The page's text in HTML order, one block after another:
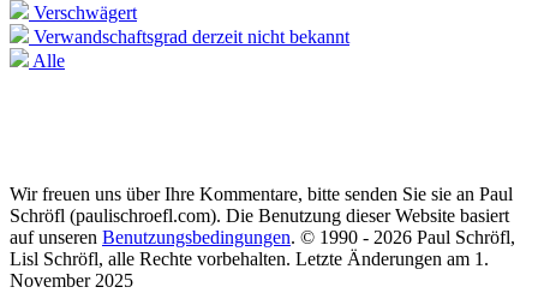
Verschwägert
Verwandschaftsgrad derzeit nicht bekannt
Alle
Wir freuen uns über Ihre Kommentare, bitte senden Sie sie an Paul
Schröfl (paulischroefl.com). Die Benutzung dieser Website basiert
auf unseren Benutzungsbedingungen. © 1990 - 2026 Paul Schröfl,
Lisl Schröfl, alle Rechte vorbehalten. Letzte Änderungen am 1.
November 2025